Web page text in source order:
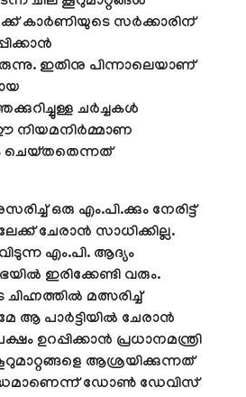
കാർണിയുടെ സർക്കാരിന്
ഇതിനു പിന്നാലെയാണ്
ചർച്ചകൾ
നിയമനിർമ്മാണ
ചെയ്തതെന്നത്
ഒരു എം.പി.ക്കും നേരിട്ട്
ചേരാൻ സാധിക്കില്ല.
എം.പി. ആദ്യം
ഇരിക്കേണ്ടി വരും.
ചിഹ്നത്തിൽ മത്സരിച്ച്
ആ പാർട്ടിയിൽ ചേരാൻ
ഉറപ്പിക്കാൻ പ്രധാനമന്ത്രി
ആശ്രയിക്കുന്നത്
ഡോൺ ഡേവിസ്